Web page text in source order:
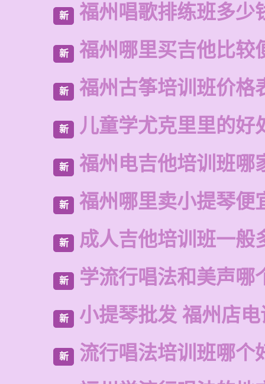
新 福州唱歌排练班多少
新 福州哪里买吉他比较
新 福州古筝培训班价格
新 儿童学尤克里里的好
新 福州电吉他培训班哪
新 福州哪里卖小提琴便
新 成人吉他培训班一般
新 学流行唱法和美声哪
新 小提琴批发 福州店
新
流行唱法培训班哪个